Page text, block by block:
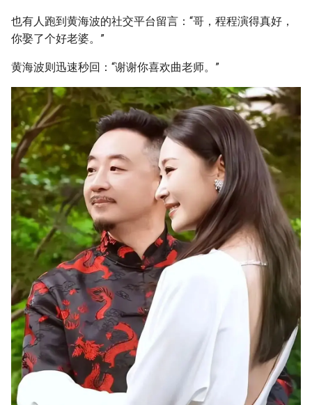
也有人跑到黄海波的社交平台留言：“哥，程程演得真好，
你娶了个好老婆。”
黄海波则迅速秒回：“谢谢你喜欢曲老师。”